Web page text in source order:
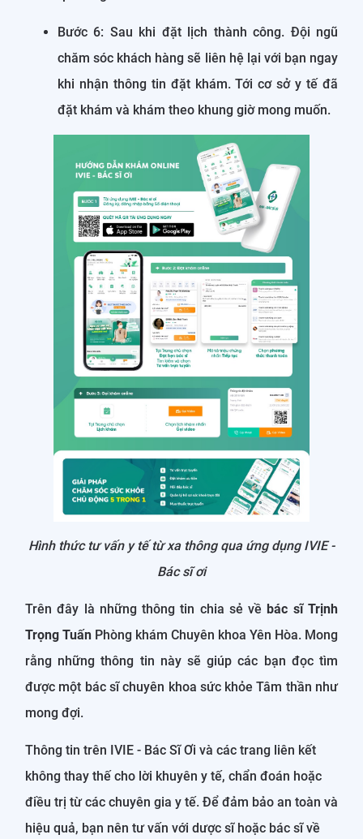
Bước 6: Sau khi đặt lịch thành công. Đội ngũ
chăm sóc khách hàng sẽ liên hệ lại với bạn ngay
khi nhận thông tin đặt khám. Tới cơ sở y tế đã
đặt khám và khám theo khung giờ mong muốn.
Hình thức tư vấn y tế từ xa thông qua ứng dụng IVIE -
Bác sĩ ơi
Trên đây là những thông tin chia sẻ vềbác sĩ Trịnh
Trọng Tuấn Phòng khám Chuyên khoa Yên Hòa. Mong
rằng những thông tin này sẽ giúp các bạn đọc tìm
được một bác sĩ chuyên khoa sức khỏe Tâm thần như
mong đợi.
Thông tin trên IVIE - Bác Sĩ Ơi và các trang liên kết
không thay thế cho lời khuyên y tế, chẩn đoán hoặc
điều trị từ các chuyên gia y tế. Để đảm bảo an toàn và
hiệu quả, bạn nên tư vấn với dược sĩ hoặc bác sĩ về